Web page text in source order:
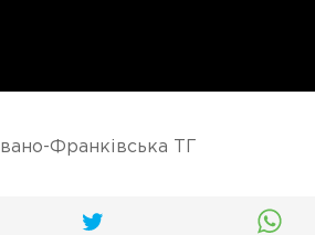
Івано-Франківська ТГ